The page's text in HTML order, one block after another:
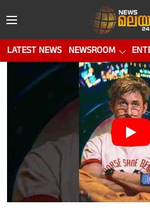
LATEST NEWS NEWSROOM